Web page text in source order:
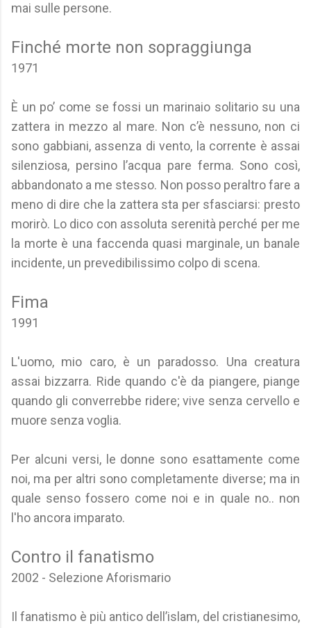
mai sulle persone.
Finché morte non sopraggiunga
1971
È un po’ come se fossi un marinaio solitario su una
zattera in mezzo al mare. Non c’è nessuno, non ci
sono gabbiani, assenza di vento, la corrente è assai
silenziosa, persino l’acqua pare ferma. Sono così,
abbandonato a me stesso. Non posso peraltro fare a
meno di dire che la zattera sta per sfasciarsi: presto
morirò. Lo dico con assoluta serenità perché per me
la morte è una faccenda quasi marginale, un banale
incidente, un prevedibilissimo colpo di scena.
Fima
1991
L'uomo, mio caro, è un paradosso. Una creatura
assai bizzarra. Ride quando c'è da piangere, piange
quando gli converrebbe ridere; vive senza cervello e
muore senza voglia.
Per alcuni versi, le donne sono esattamente come
noi, ma per altri sono completamente diverse; ma in
quale senso fossero come noi e in quale no.. non
l'ho ancora imparato.
Contro il fanatismo
2002 - Selezione Aforismario
Il fanatismo è più antico dell’islam, del cristianesimo,